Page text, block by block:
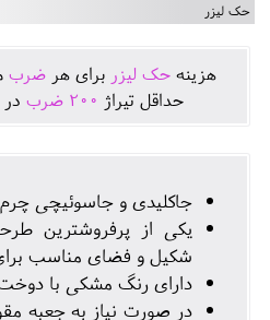
حک لیزر
هزينهحک لیزر برای هرضرب
حداقل تيراژ 200 ضرب
جاکلیدی و جاسوئیچی
یکی از پرفروشترین
شکیل و فضای مناسب
دارای رنگ مشکی با